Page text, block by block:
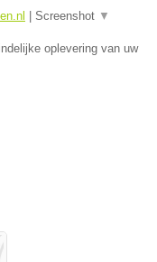
| Screenshot ▼
oplevering van uw